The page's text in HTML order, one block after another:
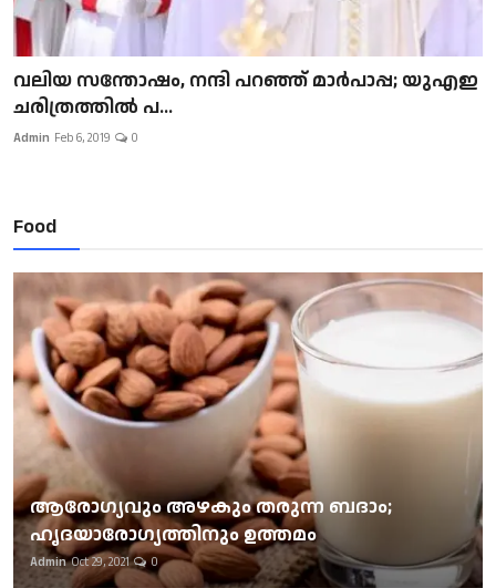
വലിയ സന്തോഷം, നന്ദി പറഞ്ഞ് മാർപാപ്പ; യുഎഇ
ചരിത്രത്തിൽ പ...
Admin Feb 6, 2019 0
Food
ആരോഗ്യവും അഴകും തരുന്ന ബദാം;
ഹൃദയാരോഗ്യത്തിനും ഉത്തമം
Admin Oct 29, 2021 0